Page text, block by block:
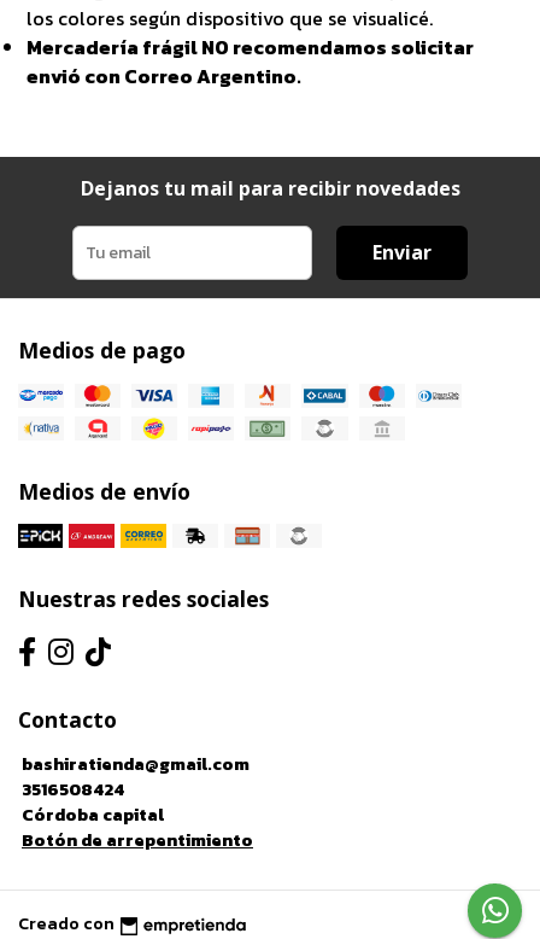
los colores según dispositivo que se visualicé.
Mercadería frágil NO recomendamos solicitar
envió con Correo Argentino.
Dejanos tu mail para recibir novedades
Enviar
Medios de pago
Medios de envío
Nuestras redes sociales
Contacto
bashiratienda@gmail.com
3516508424
Córdoba capital
Botón de arrepentimiento
Creado con